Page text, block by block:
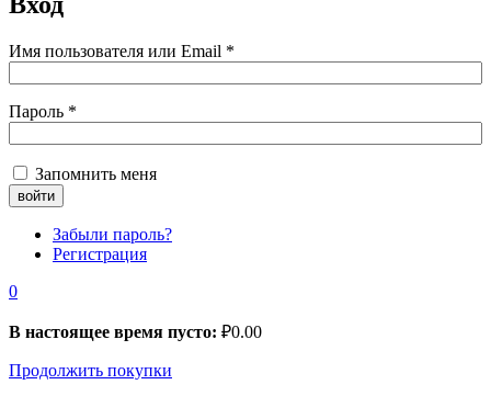
Имя пользователя или Email *
Пароль *
Запомнить меня
Забыли пароль?
Регистрация
0
В настоящее время пусто: ₽0.00
Продолжить покупки